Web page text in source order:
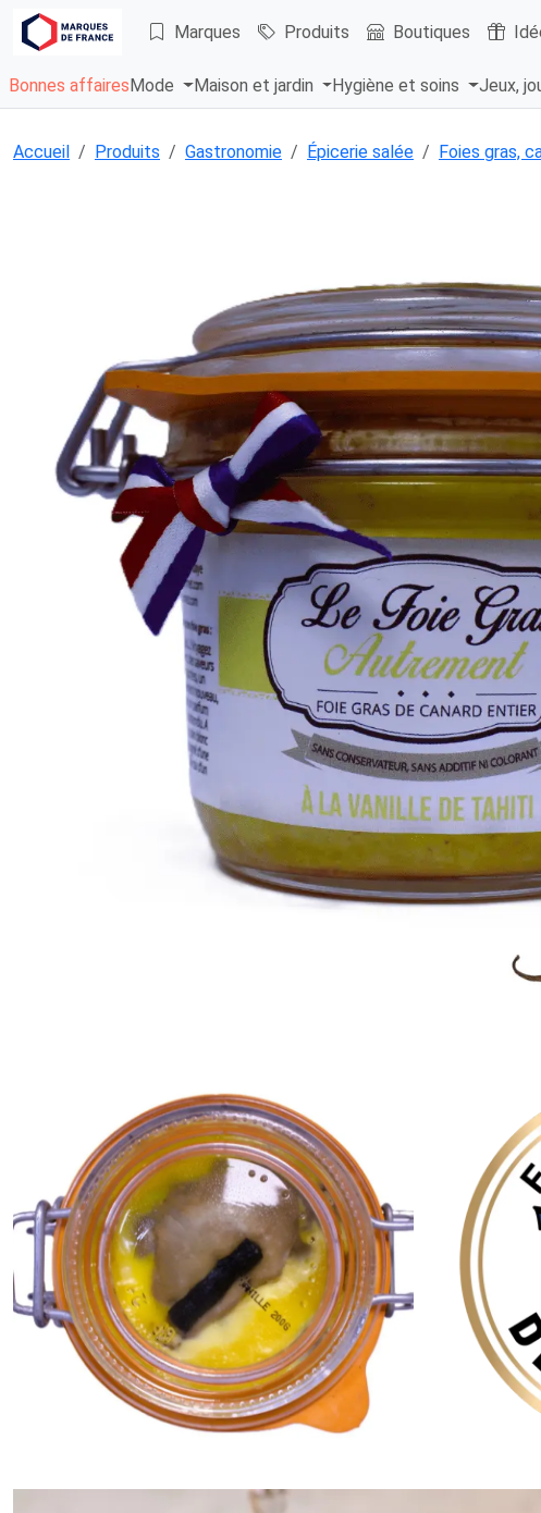
Marques Produits Boutiques
Bonnes affaires Mode Maison et jardin Hygiène et soins Jeux,
Accueil Produits Gastronomie Épicerie salée Foies gras,